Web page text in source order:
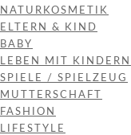
NATURKOSMETIK
ELTERN & KIND
BABY
LEBEN MIT KINDERN
SPIELE / SPIELZEUG
MUTTERSCHAFT
FASHION
LIFESTYLE